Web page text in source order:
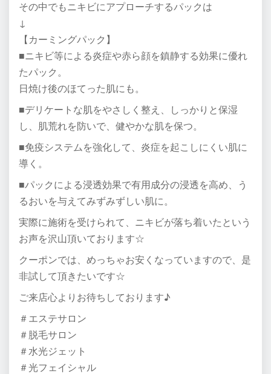
その中でもニキビにアプローチするパックは
↓
【カーミングパック】
■ニキビ等による炎症や赤ら顔を鎮静する効果に優れ
たパック。
日焼け後のほてった肌にも。
■デリケートな肌をやさしく整え、しっかりと保湿
し、肌荒れを防いで、健やかな肌を保つ。
■免疫システムを強化して、炎症を起こしにくい肌に
導く。
■パックによる浸透効果で有用成分の浸透を高め、う
るおいを与えてみずみずしい肌に。
実際に施術を受けられて、ニキビが落ち着いたという
お声を沢山頂いております☆
クーポンでは、めっちゃお安くなっていますので、是
非試して頂きたいです☆
ご来店心よりお待ちしております♪
＃エステサロン
＃脱毛サロン
＃水光ジェット
＃光フェイシャル